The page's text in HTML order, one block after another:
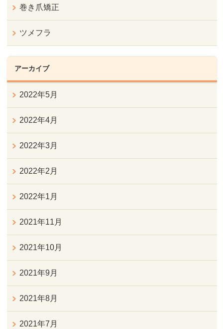
巻き爪矯正
ツメフラ
アーカイブ
2022年5月
2022年4月
2022年3月
2022年2月
2022年1月
2021年11月
2021年10月
2021年9月
2021年8月
2021年7月